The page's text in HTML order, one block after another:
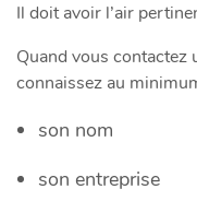
Il doit avoir l’air
Quand vous contactez
connaissez au
son nom
son entreprise